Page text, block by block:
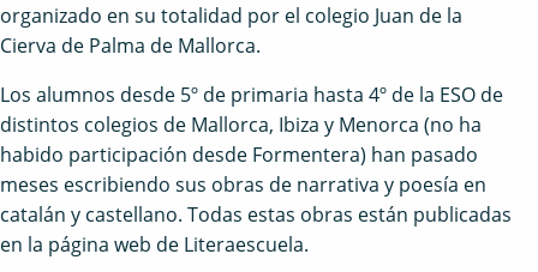
organizado en su totalidad por el colegio Juan de la
Cierva de Palma de Mallorca.
Los alumnos desde 5º de primaria hasta 4º de la ESO de
distintos colegios de Mallorca, Ibiza y Menorca (no ha
habido participación desde Formentera) han pasado
meses escribiendo sus obras de narrativa y poesía en
catalán y castellano. Todas estas obras están publicadas
en la página web de Literaescuela.